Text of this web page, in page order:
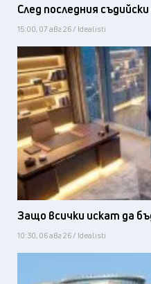
След последния
15:00, 07 авг 26 / Idealisti
Защо всички искат да
10:30, 06 авг 26 / Idealisti